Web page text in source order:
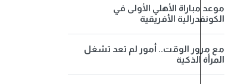
موعد مباراة الأهلي الأولى في
الكونفدرالية الأفريقية
مع مرور الوقت.. أمور لم تعد تشغل
المرأة الذكية